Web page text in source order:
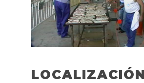
LOCALIZACIÓN